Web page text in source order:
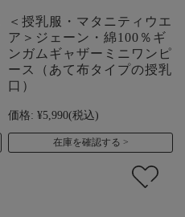
＜授乳服・マタニティウエ
ア＞ジェーン・綿100％ギ
ンガムギャザーミニワンピ
ース（あて布タイプの授乳
口）
価格: ¥5,990(税込)
在庫を確認する